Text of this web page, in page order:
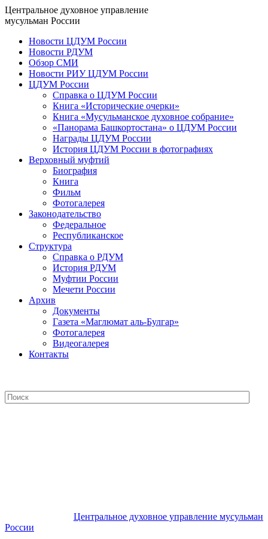
Центральное духовное управление
мусульман России
Новости ЦДУМ России
Новости РДУМ
Обзор СМИ
Новости РИУ ЦДУМ России
ЦДУМ России
Справка о ЦДУМ России
Книга «Исторические очерки»
Книга «Мусульманское духовное собрание»
«Панорама Башкортостана» о ЦДУМ России
Награды ЦДУМ России
История ЦДУМ России в фотографиях
Верховный муфтий
Биография
Книга
Фильм
Фотогалерея
Законодательство
Федеральное
Республиканское
Структура
Справка о РДУМ
История РДУМ
Муфтии России
Мечети России
Архив
Документы
Газета «Маглюмат аль-Булгар»
Фотогалерея
Видеогалерея
Контакты
Центральное духовное управление мусульман
России